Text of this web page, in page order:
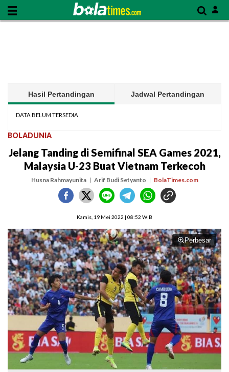
Hasil Pertandingan Jadwal Pertandingan
DATA BELUM TERSEDIA
BOLADUNIA
Jelang Tanding di Semifinal SEA Games 2021,
Malaysia U-23 Buat Vietnam Terkecoh
Husna Rahmayunita Arif Budi Setyanto BolaTimes.com
Kamis, 19 Mei 2022 | 08:52 WIB
Perbesar